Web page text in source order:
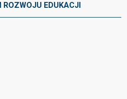
ROZWOJU EDUKACJI